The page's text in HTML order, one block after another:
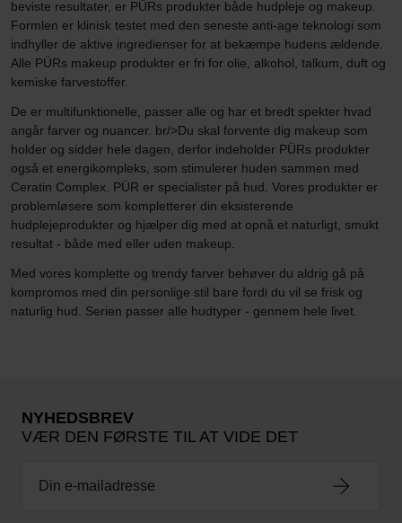
beviste resultater, er PÜRs produkter både hudpleje og makeup.
Formlen er klinisk testet med den seneste anti-age teknologi som
indhyller de aktive ingredienser for at bekæmpe hudens ældende.
Alle PÜRs makeup produkter er fri for olie, alkohol, talkum, duft og
kemiske farvestoffer.
De er multifunktionelle, passer alle og har et bredt spekter hvad
angår farver og nuancer. br/>Du skal forvente dig makeup som
holder og sidder hele dagen, derfor indeholder PÜRs produkter
også et energikompleks, som stimulerer huden sammen med
Ceratin Complex. PÜR er specialister på hud. Vores produkter er
problemløsere som kompletterer din eksisterende
hudplejeprodukter og hjælper dig med at opnå et naturligt, smukt
resultat - både med eller uden makeup.
Med vores komplette og trendy farver behøver du aldrig gå på
kompromos med din personlige stil bare fordi du vil se frisk og
naturlig hud. Serien passer alle hudtyper - gennem hele livet.
NYHEDSBREV
VÆR DEN FØRSTE TIL AT VIDE DET